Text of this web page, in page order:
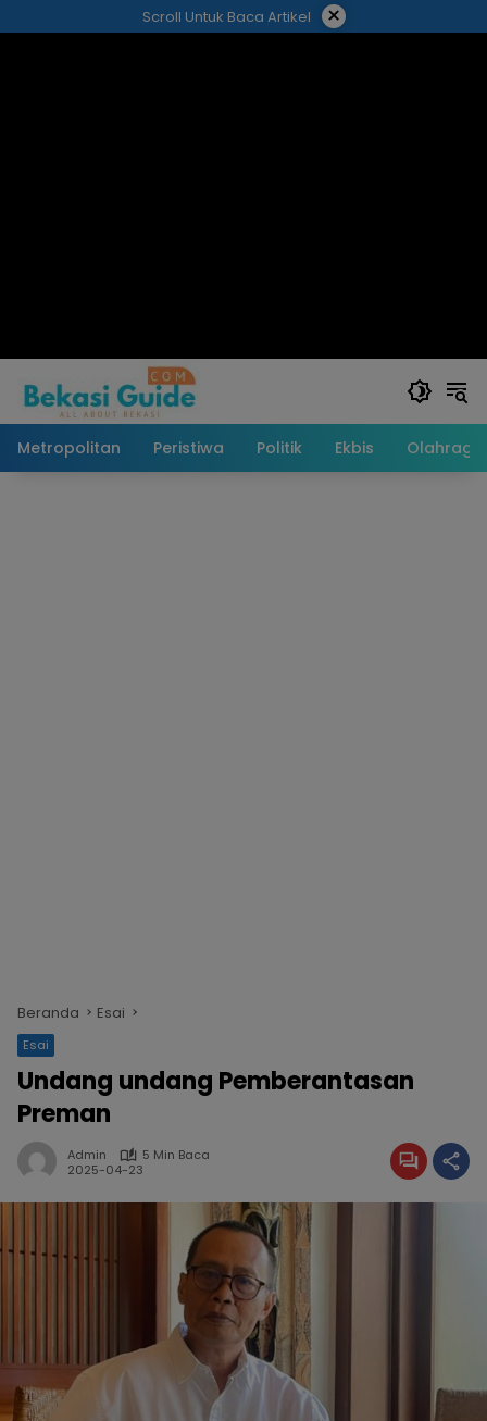
ke
Scroll Untuk Baca Artikel ×
Metropolitan Peristiwa Politik Ekbis Olahraga
Beranda Esai
Esai
Undang undang Pemberantasan
Preman
Admin
5 Min Baca
2025-04-23